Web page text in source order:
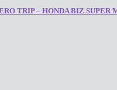
TRIP – HONDA BIZ SUPER